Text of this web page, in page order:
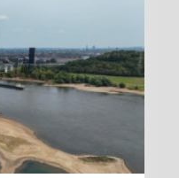
des
Industrie (BDI), Holger
erhöht die
und